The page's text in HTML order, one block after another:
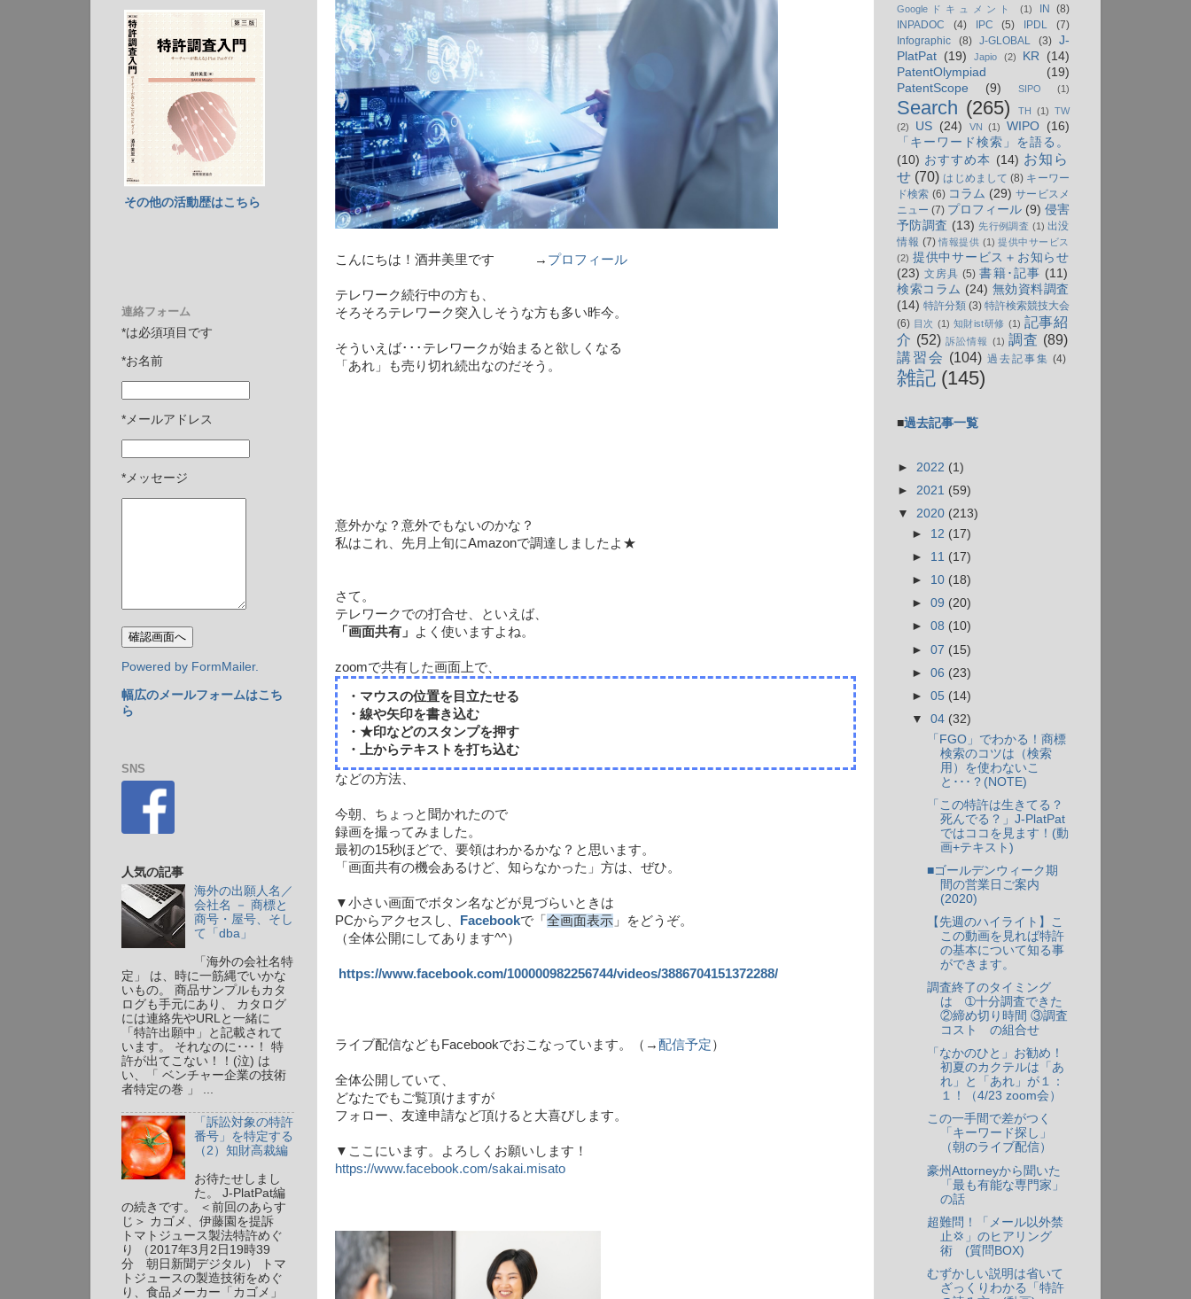
こんにちは！酒井美里です → プロフィール
テレワーク続行中の方も、
そろそろテレワーク突入しそうな方も多い昨今。
そういえば･･･テレワークが始まると欲しくなる
「あれ」も売り切れ続出なのだそう。
意外かな？意外でもないのかな？
私はこれ、先月上旬にAmazonで調達しましたよ★
さて。
テレワークでの打合せ、といえば、
「画面共有」
よく使いますよね。
zoomで共有した画面上で、
・マウスの位置を目立たせる
・線や矢印を書き込む
・★印などのスタンプを押す
・上からテキストを打ち込む
などの方法、
今朝、ちょっと聞かれたので
録画を撮ってみました。
最初の15秒ほどで、要領はわかるかな？と思います。
「画面共有の機会あるけど、知らなかった」方は、ぜひ。
▼小さい画面でボタン名などが見づらいときは
PCからアクセスし、
Facebookで「 全画面表示 」をどうぞ。
（全体公開にしてあります^^）
https://www.facebook.com/100000982256744/videos/3886704151372288/
ライブ配信などもFacebookでおこなっています。（→ 配信予定）
全体公開していて、
どなたでもご覧頂けますが
フォロー、友達申請など頂けると大喜びします。
▼ここにいます。よろしくお願いします！
https://www.facebook.com/sakai.misato
その他の活動歴はこちら
連絡フォーム
*は必須項目です
*お名前
*メールアドレス
*メッセージ
Powered by FormMailer.
幅広のメールフォームはこち
ら
SNS
人気の記事
海外の出願人名／
会社名 － 商標と
商号・屋号、そし
て「dba」
「海外の会社名特
定」 は、時に一筋縄でいかな
いもの。 商品サンプルもカタ
ログも手元にあり、 カタログ
には連絡先やURLと一緒に
「特許出願中」と記載されて
います。 それなのに･･･！ 特
許が出てこない！！(泣) は
い、「 ベンチャー企業の技術
者特定の巻 」 ...
「訴訟対象の特許
番号」を特定する
（2）知財高裁編
お待たせしまし
た。 J-PlatPat編
の続きです。 ＜前回のあらす
じ＞ カゴメ、伊藤園を提訴
トマトジュース製法特許めぐ
り （2017年3月2日19時39
分 朝日新聞デジタル） トマ
トジュースの製造技術をめぐ
り、食品メーカー「カゴメ」
Googleドキュメント (1) IN (8)
INPADOC
(4) IPC (5) IPDL
(7)
Infographic
(8) J-GLOBAL (3)
J-
PlatPat (19) Japio (2) KR
(14)
PatentOlympiad
(19)
PatentScope
(9) SIPO (1)
Search (265) TH (1) TW
(2)
US (24) VN (1) WIPO (16)
「キーワード検索」を語る。
(10) おすすめ本 (14) お知ら
せ (70) はじめまして (8) キーワー
ド検索 (6) コラム (29) サービスメ
ニュー (7) プロフィール (9) 侵害
予防調査 (13) 先行例調査 (1) 出没
情報 (7) 情報提供 (1) 提供中サービス
(2) 提供中サービス＋お知らせ
(23) 文房具 (5) 書籍･記事 (11)
検索コラム (24) 無効資料調査
(14) 特許分類 (3) 特許検索競技大会
(6) 目次 (1) 知財ist研修 (1) 記事紹
介 (52) 訴訟情報 (1) 調査 (89)
講習会 (104) 過去記事集 (4)
雑記 (145)
■過去記事一覧
► 2022 (1)
► 2021 (59)
▼ 2020 (213)
► 12 (17)
► 11 (17)
► 10 (18)
►09 (20)
►08 (10)
►07 (15)
►06 (23)
►05 (14)
▼04 (32)
「FGO」でわかる！商標
検索のコツは（検索
用）を使わないこ
と･･･？(NOTE)
「この特許は生きてる？
死んでる？」J-PlatPat
ではココを見ます！(動
画+テキスト)
■ゴールデンウィーク期
間の営業日ご案内
(2020)
【先週のハイライト】こ
この動画を見れば特許
の基本について知る事
ができます。
調査終了のタイミング
は ➀十分調査できた
②締め切り時間 ③調査
コスト の組合せ
「なかのひと」お勧め！
初夏のカクテルは「あ
れ」と「あれ」が１：
１！（4/23 zoom会）
この一手間で差がつく
「キーワード探し」
（朝のライブ配信）
豪州Attorneyから聞いた
「最も有能な専門家」
の話
超難問！「メール以外禁
止💢」のヒアリング
術 (質問BOX)
むずかしい説明は省いて
ざっくりわかる「特許